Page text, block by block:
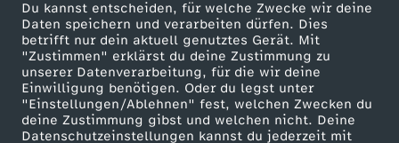
Du kannst entscheiden, für welche Zwecke wir deine
Daten speichern und verarbeiten dürfen. Dies
betrifft nur dein aktuell genutztes Gerät. Mit
"Zustimmen" erklärst du deine Zustimmung zu
unserer Datenverarbeitung, für die wir deine
Einwilligung benötigen. Oder du legst unter
"Einstellungen/Ablehnen" fest, welchen Zwecken du
deine Zustimmung gibst und welchen nicht. Deine
Datenschutzeinstellungen kannst du jederzeit mit
21 KB (PDF)
Panettone-Pudding mit Orangensoße
Herunterladen
61 KB (PDF)